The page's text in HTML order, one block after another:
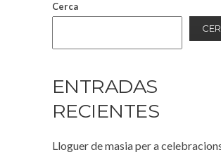
Cerca
ENTRADAS
RECIENTES
Lloguer de masia per a